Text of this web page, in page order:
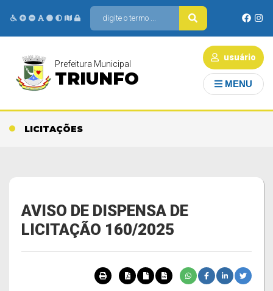
usuário
Prefeitura Municipal
TRIUNFO MENU
LICITAÇÕES
AVISO DE DISPENSA DE
LICITAÇÃO 160/2025